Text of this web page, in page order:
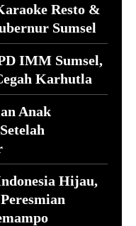
Resto &
Sumsel
IMM Sumsel,
Karhutla
Anak
Hijau,